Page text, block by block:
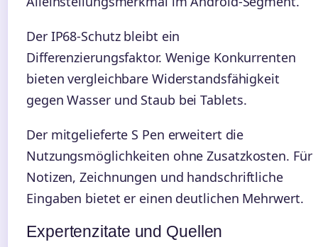
Der IP68-Schutz bleibt ein
Differenzierungsfaktor. Wenige Konkurrenten
bieten vergleichbare Widerstandsfähigkeit
gegen Wasser und Staub bei Tablets.
Der mitgelieferte S Pen erweitert die
Nutzungsmöglichkeiten ohne Zusatzkosten. Für
Notizen, Zeichnungen und handschriftliche
Eingaben bietet er einen deutlichen Mehrwert.
Expertenzitate und Quellen